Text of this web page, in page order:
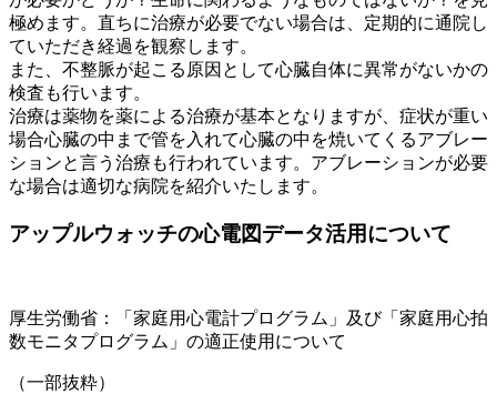
極めます。直ちに治療が必要でない場合は、定期的に通院し
ていただき経過を観察します。
また、不整脈が起こる原因として心臓自体に異常がないかの
検査も行います。
治療は薬物を薬による治療が基本となりますが、症状が重い
場合心臓の中まで管を入れて心臓の中を焼いてくるアブレー
ションと言う治療も行われています。アブレーションが必要
な場合は適切な病院を紹介いたします。
アップルウォッチの心電図データ活用について
厚生労働省：「家庭用心電計プログラム」及び「家庭用心拍
数モニタプログラム」の適正使用について
（一部抜粋）